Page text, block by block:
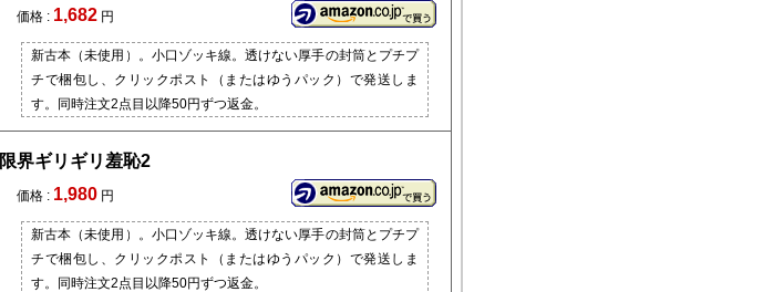
価格 : 1,682 円
新古本（未使用）。小口ゾッキ線。透けない厚手の封筒とプチプ
チで梱包し、クリックポスト（またはゆうパック）で発送しま
す。同時注文2点目以降50円ずつ返金。
限界ギリギリ羞恥2
価格 : 1,980 円
新古本（未使用）。小口ゾッキ線。透けない厚手の封筒とプチプ
チで梱包し、クリックポスト（またはゆうパック）で発送しま
す。同時注文2点目以降50円ずつ返金。